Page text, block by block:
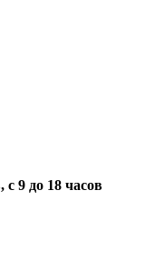
c 9 до 18 часов